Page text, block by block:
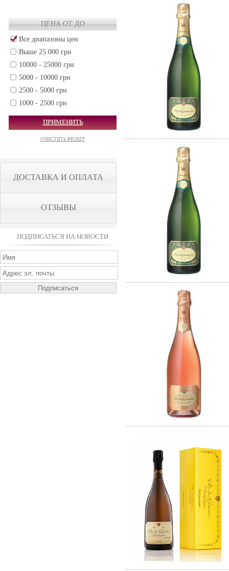
ЦЕНА ОТ ДО
Все диапазоны цен
Выше 25 000 грн
10000 - 25000 грн
5000 - 10000 грн
2500 - 5000 грн
1000 - 2500 грн
500 - 1000 грн
250 - 500 грн
50 - 250 грн
ПРИМЕНИТЬ
ОЧИСТИТЬ ФИЛЬТР
ДОСТАВКА И ОПЛАТА
ОТЗЫВЫ
ПОДПИСАТЬСЯ НА НОВОСТИ